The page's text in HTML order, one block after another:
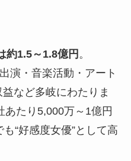
約1.5～1.8億円 。
演・音楽活動・アート
など多岐にわたりま
あたり5,000万～1億円
“好感度女優”として高